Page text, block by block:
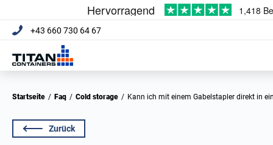
+43 660 730 64 67
Startseite / Faq / Cold storage / Kann ich mit einem Gabelstapler direkt in
Zurück